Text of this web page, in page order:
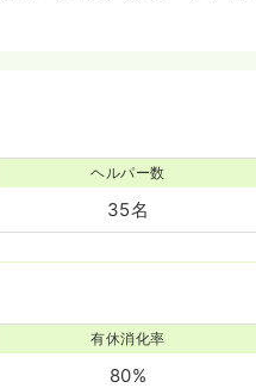
ヘルパー数
35名
有休消化率
80%